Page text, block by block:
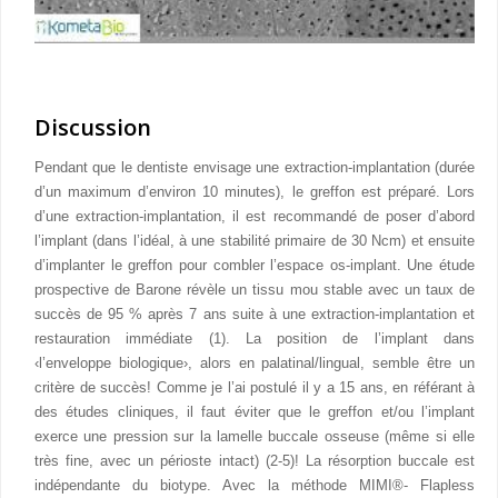
Discussion
Pendant que le dentiste envisage une extraction-implantation (durée
d’un maximum d’environ 10 minutes), le greffon est préparé. Lors
d’une extraction-implantation, il est recommandé de poser d’abord
l’implant (dans l’idéal, à une stabilité primaire de 30 Ncm) et ensuite
d’implanter le greffon pour combler l’espace os-implant. Une étude
prospective de Barone révèle un tissu mou stable avec un taux de
succès de 95 % après 7 ans suite à une extraction-implantation et
restauration immédiate (1). La position de l’implant dans
‹l’enveloppe biologique›, alors en palatinal/lingual, semble être un
critère de succès! Comme je l’ai postulé il y a 15 ans, en référant à
des études cliniques, il faut éviter que le greffon et/ou l’implant
exerce une pression sur la lamelle buccale osseuse (même si elle
très fine, avec un périoste intact) (2-5)! La résorption buccale est
indépendante du biotype. Avec la méthode MIMI®- Flapless